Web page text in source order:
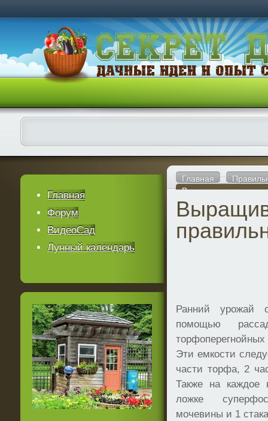
Главная
Выращиваем огурцы
Ранний урожай
помощью
Эти емкости
части торфа, 2
Также на каждое
ложке
мочевины и 1
Главная
Форум
ВидеоСад
Лунный календарь